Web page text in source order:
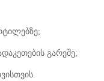
გარეშე;